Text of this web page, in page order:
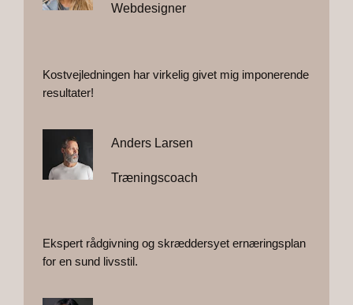
Webdesigner
Kostvejledningen har virkelig givet mig imponerende
resultater!
Anders Larsen
Træningscoach
Ekspert rådgivning og skræddersyet ernæringsplan
for en sund livsstil.